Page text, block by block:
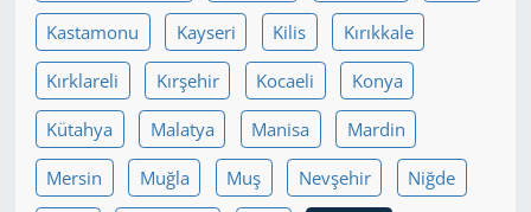
Kastamonu Kayseri Kilis Kırıkkale
Kırklareli Kırşehir Kocaeli Konya
Kütahya Malatya Manisa Mardin
Mersin Muğla Muş Nevşehir Niğde